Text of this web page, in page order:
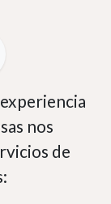
nos
de